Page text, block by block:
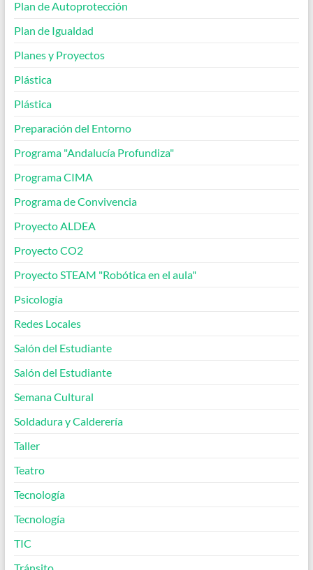
Plan de Autoprotección
Plan de Igualdad
Planes y Proyectos
Plástica
Plástica
Preparación del Entorno
Programa "Andalucía Profundiza"
Programa CIMA
Programa de Convivencia
Proyecto ALDEA
Proyecto CO2
Proyecto STEAM "Robótica en el aula"
Psicología
Redes Locales
Salón del Estudiante
Salón del Estudiante
Semana Cultural
Soldadura y Calderería
Taller
Teatro
Tecnología
Tecnología
TIC